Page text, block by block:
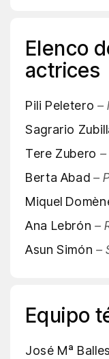
Elenco
actrices
Pili Peletero –
Sagrario
Tere Zubero
Berta Abad –
Miquel
Ana Lebrón –
Asun Simón –
Equipo
José Mª